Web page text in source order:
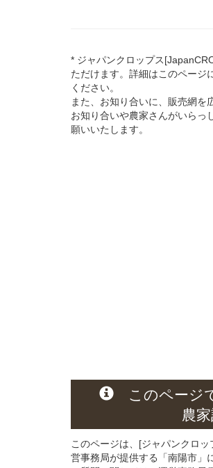
* ジャパンクロップス
ただけます。詳細はこのページ
ください。
また、お知り合いに、販売網
お知り合いや農家さんがいらっ
願いいたします。
このページ
農
このページは、[ジャパンクロ
営事務局が提供する「南陽市」